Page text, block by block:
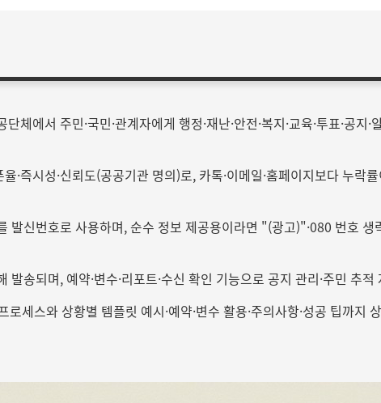
체에서 주민·국민·관계자에게 행정·재난·안전·복지·교육·투표·공
즉시성·신뢰도(공공기관 명의)로, 카톡·이메일·홈페이지보다 누락
발신번호로 사용하며, 순수 정보 제공용이라면 "(광고)"·080 번호
송되며, 예약·변수·리포트·수신 확인 기능으로 공지 관리·주민 추
세스와 상황별 템플릿 예시·예약·변수 활용·주의사항·성공 팁까지